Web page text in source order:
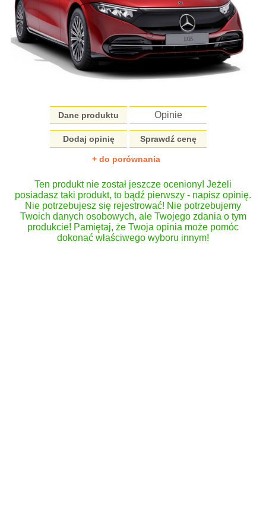
Dane produktu Opinie
Dodaj opinię Sprawdź cenę
+ do porównania
Ten produkt nie został jeszcze oceniony! Jeżeli
posiadasz taki produkt, to bądź pierwszy - napisz opinię.
Nie potrzebujesz się rejestrować! Nie potrzebujemy
Twoich danych osobowych, ale Twojego zdania o tym
produkcie! Pamiętaj, że Twoja opinia może pomóc
dokonać właściwego wyboru innym!